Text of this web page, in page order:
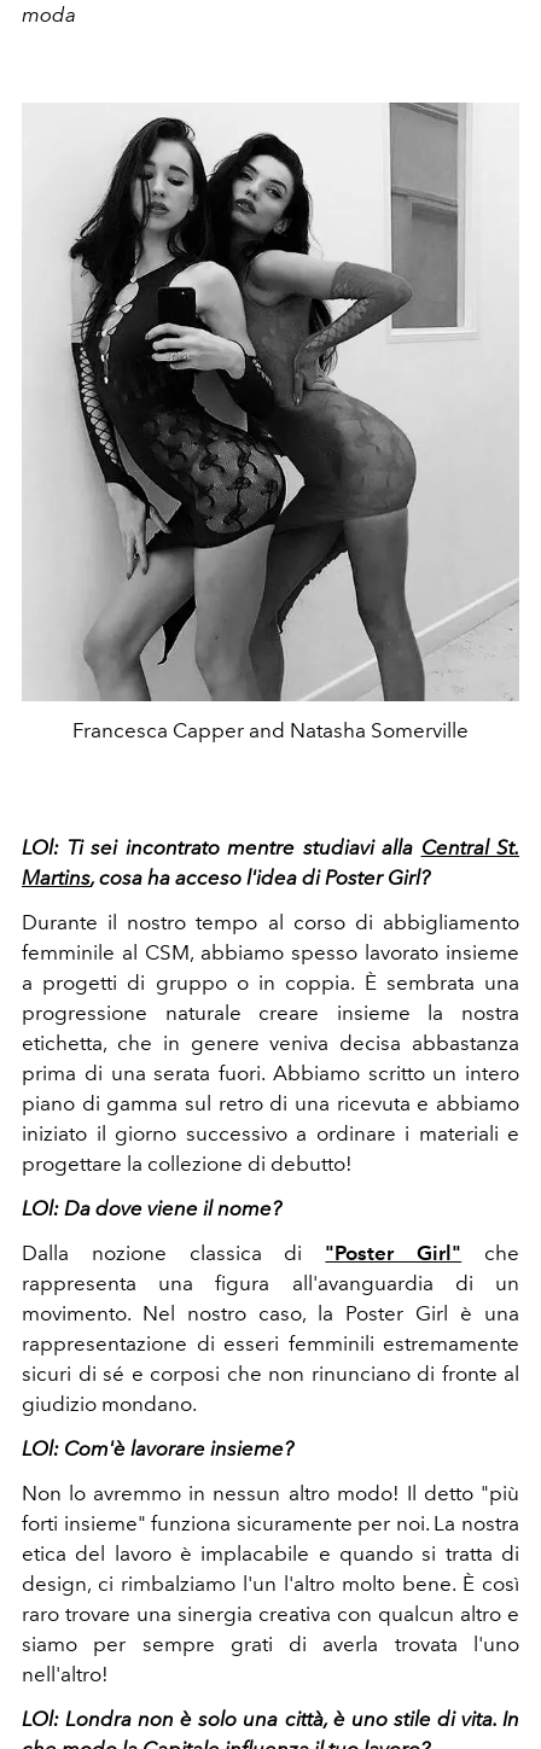
moda
Francesca Capper and Natasha Somerville
LOl: Ti sei incontrato mentre studiavi alla Central St.
Martins, cosa ha acceso l'idea di Poster Girl?
Durante il nostro tempo al corso di abbigliamento
femminile al CSM, abbiamo spesso lavorato insieme
a progetti di gruppo o in coppia. È sembrata una
progressione naturale creare insieme la nostra
etichetta, che in genere veniva decisa abbastanza
prima di una serata fuori. Abbiamo scritto un intero
piano di gamma sul retro di una ricevuta e abbiamo
iniziato il giorno successivo a ordinare i materiali e
progettare la collezione di debutto!
LOl: Da dove viene il nome?
Dalla nozione classica di "Poster Girl" che
rappresenta una figura all'avanguardia di un
movimento. Nel nostro caso, la Poster Girl è una
rappresentazione di esseri femminili estremamente
sicuri di sé e corposi che non rinunciano di fronte al
giudizio mondano.
LOl: Com'è lavorare insieme?
Non lo avremmo in nessun altro modo! Il detto "più
forti insieme" funziona sicuramente per noi. La nostra
etica del lavoro è implacabile e quando si tratta di
design, ci rimbalziamo l'un l'altro molto bene. È così
raro trovare una sinergia creativa con qualcun altro e
siamo per sempre grati di averla trovata l'uno
nell'altro!
LOl: Londra non è solo una città, è uno stile di vita. In